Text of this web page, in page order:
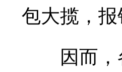
包大揽，
因而，